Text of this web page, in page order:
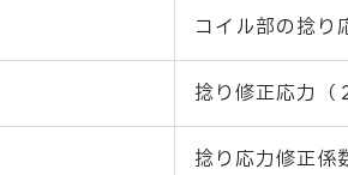
コイル部の捻り
捻り修正応力（
捻り応力修正係